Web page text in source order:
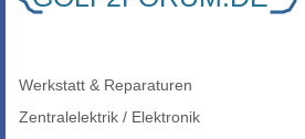
Werkstatt & Reparaturen
Zentralelektrik / Elektronik